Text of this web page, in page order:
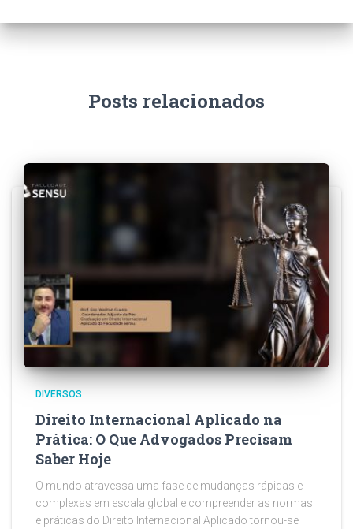
Posts relacionados
DIVERSOS
Direito Internacional Aplicado na
Prática: O Que Advogados Precisam
Saber Hoje
O mundo atravessa uma fase de mudanças rápidas e
complexas em escala global e compreender as normas
e práticas do Direito Internacional Aplicado tornou-se